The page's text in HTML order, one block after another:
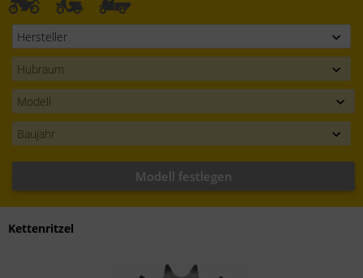
Modell festlegen
Kettenritzel